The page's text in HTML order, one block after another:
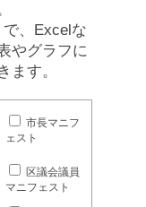
、Excelな
やグラフに
ます。
市長マニフ
ェスト
区議会議員
マニフェスト